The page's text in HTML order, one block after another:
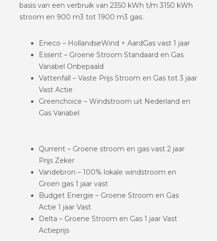
basis van een verbruik van 2350 kWh t/m 3150 kWh
stroom en 900 m3 tot 1900 m3 gas.
Eneco – HollandseWind + AardGas vast 1 jaar
Essent – Groene Stroom Standaard en Gas
Variabel Onbepaald
Vattenfall – Vaste Prijs Stroom en Gas tot 3 jaar
Vast Actie
Greenchoice – Windstroom uit Nederland en
Gas Variabel
Qurrent – Groene stroom en gas vast 2 jaar
Prijs Zeker
Vandebron – 100% lokale windstroom en
Groen gas 1 jaar vast
Budget Energie – Groene Stroom en Gas
Actie 1 jaar Vast
Delta – Groene Stroom en Gas 1 jaar Vast
Actieprijs